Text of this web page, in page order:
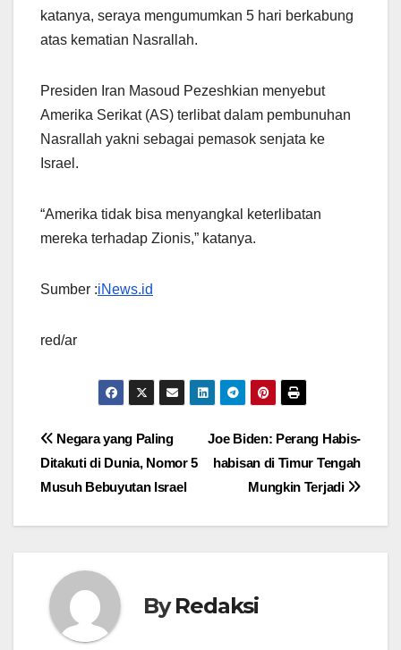
katanya, seraya mengumumkan 5 hari berkabung
atas kematian Nasrallah.
Presiden Iran Masoud Pezeshkian menyebut
Amerika Serikat (AS) terlibat dalam pembunuhan
Nasrallah yakni sebagai pemasok senjata ke
Israel.
“Amerika tidak bisa menyangkal keterlibatan
mereka terhadap Zionis,” katanya.
Sumber :iNews.id
red/ar
Navigasi
pos
Joe Biden: Perang Habis-
habisan di Timur Tengah
Mungkin Terjadi
Negara yang Paling
Ditakuti di Dunia, Nomor 5
Musuh Bebuyutan Israel
ByRedaksi